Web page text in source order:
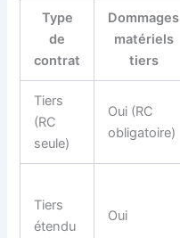
Type
de
contrat
Dommages
matériels
tiers
Tiers
(RC
seule)
Oui (RC
obligatoire)
Tiers
étendu
Oui